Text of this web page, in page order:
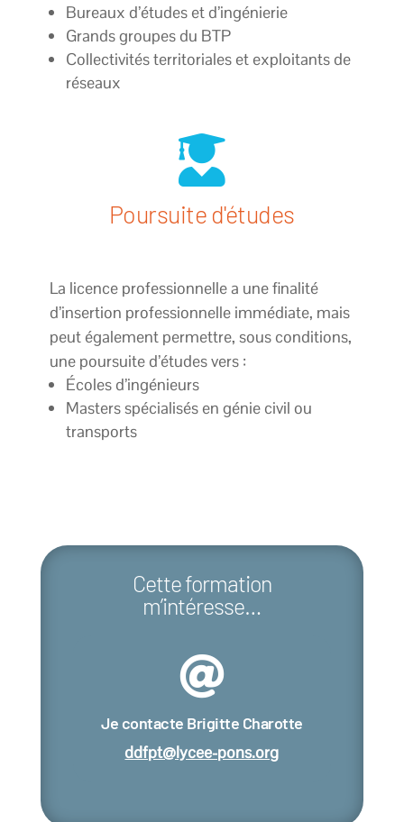
Bureaux d’études et d’ingénierie
Grands groupes du BTP
Collectivités territoriales et exploitants de
réseaux

Poursuite d'études
La licence professionnelle a une finalité
d’insertion professionnelle immédiate, mais
peut également permettre, sous conditions,
une poursuite d’études vers :
Écoles d’ingénieurs
Masters spécialisés en génie civil ou
transports
Cette formation
m’intéresse…

Je contacte Brigitte Charotte
ddfpt@lycee-pons.org